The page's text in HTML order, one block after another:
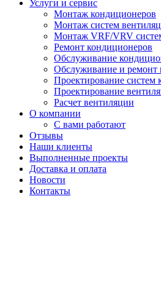
Услуги и сервис
Монтаж кондиционеров
Монтаж систем
Монтаж VRF/VRV
Ремонт кондиционеров
Обслуживание
Обслуживание и ремонт
Проектирование систем
Проектирование
Расчет вентиляции
О компании
С вами работают
Отзывы
Наши клиенты
Выполненные проекты
Доставка и оплата
Новости
Контакты